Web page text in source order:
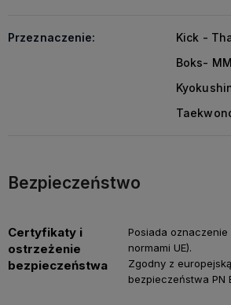
Przeznaczenie:
Kick -
Boks-
Bezpieczeństwo
Certyfikaty i
ostrzeżenie
bezpieczeństwa
Posiada oznaczenie
normami UE).
Zgodny z
bezpieczeństwa PN